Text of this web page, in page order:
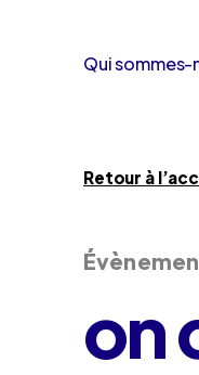
Qui sommes-
Retour à
on